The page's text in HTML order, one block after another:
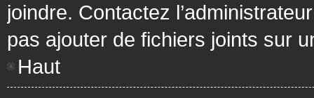
joindre. Contactez
pas ajouter de fichiers joints sur
Haut